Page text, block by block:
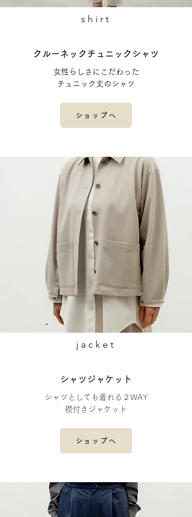
shirt
​クルーネックチュニックシャツ
女性らしさにこだわった
チュニック丈のシャツ
ショップへ
​jacket
​シャツジャケット
シャツとしても着れる２WAY
襟付きジャケット
ショップへ